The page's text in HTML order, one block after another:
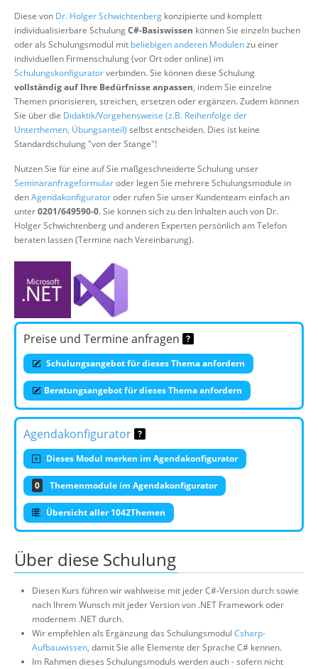
Suche
Diese von Dr. Holger Schwichtenberg konzipierte und komplett
individualisierbare SchulungC#-Basiswissen können Sie einzeln buchen
oder als Schulungsmodul mit beliebigen anderen Modulenzu einer
individuellen Firmenschulung (vor Ort oder online) im
Schulungskonfiguratorverbinden. Sie können diese Schulung
vollständig auf Ihre Bedürfnisse anpassen, indem Sie einzelne
Themen priorisieren, streichen, ersetzen oder ergänzen. Zudem können
Sie über die Didaktik/Vorgehensweise (z.B. Reihenfolge der
Unterthemen, Übungsanteil) selbst entscheiden. Dies ist keine
Standardschulung "von der Stange"!
Nutzen Sie für eine auf Sie maßgeschneiderte Schulung unser
Seminaranfrageformularoder legen Sie mehrere Schulungsmodule in
denAgendakonfiguratoroder rufen Sie unser Kundenteam einfach an
unter0201/649590-0. Sie können sich zu den Inhalten auch von Dr.
Holger Schwichtenberg und anderen Experten persönlich am Telefon
beraten lassen (Termine nach Vereinbarung).
Preise und Termine anfragen
Schulungsangebot für dieses Thema anfordern
Beratungsangebot für dieses Thema anfordern
Agendakonfigurator
Dieses Modul merken im Agendakonfigurator
0 Themenmodule im Agendakonfigurator
Übersicht aller 1042Themen
Über diese Schulung
Diesen Kurs führen wir wahlweise mit jeder C#-Version durch sowie
nach Ihrem Wunsch mit jeder Version von .NET Framework oder
modernem .NET durch.
Wir empfehlen als Ergänzung das Schulungsmodul Csharp-
Aufbauwissen, damit Sie alle Elemente der Sprache C# kennen.
Im Rahmen dieses Schulungsmoduls werden auch - sofern nicht